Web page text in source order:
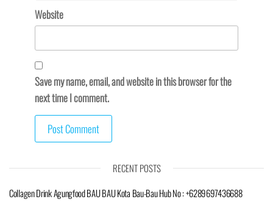
Website
Save my name, email, and website in this browser for the
next time I comment.
RECENT POSTS
Collagen Drink Agungfood BAU BAU Kota Bau-Bau Hub No : +6289697436688